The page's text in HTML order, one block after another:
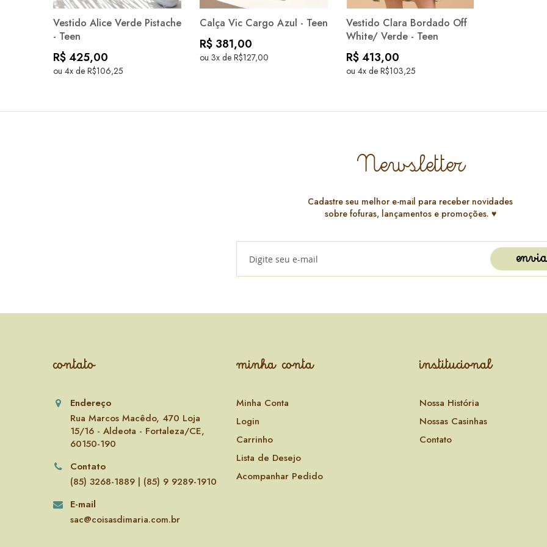
Vestido Alice Verde Pistache
- Teen
R$ 425,00
ou 4x de R$106,25
Calça Vic Cargo Azul - Teen
R$ 381,00
ou 3x de R$127,00
Vestido Clara Bordado Off
White/ Verde - Teen
R$ 413,00
ou 4x de R$103,25
Newsletter
Cadastre seu melhor e-mail para receber novidades
sobre fofuras, lançamentos e promoções. ♥️
contato
Endereço
Rua Marcos Macêdo, 470 Loja
15/16 - Aldeota - Fortaleza/CE,
60150-190
Contato
(85) 3268-1889 | (85) 9 9289-1910
E-mail
sac@coisasdimaria.com.br
minha conta
Minha Conta
Login
Carrinho
Lista de Desejo
Acompanhar Pedido
institucional
Nossa História
Nossas Casinhas
Contato